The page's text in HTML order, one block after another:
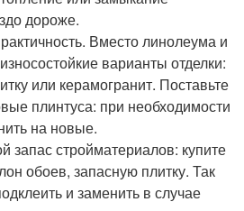
дороже.
Вместо линолеума и
варианты отделки:
или керамогранит. Поставьте
плинтуса: при необходимости
на новые.
запас стройматериалов: купите
обоев, запасную плитку. Так
и заменить в случае